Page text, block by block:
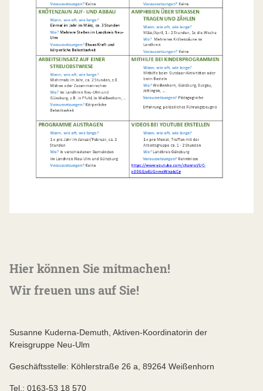
Hier können Sie mitmachen!
Wir freuen uns auf Sie!
Susanne Kuderna-Demuth, Aktiven-Koordinatorin der
Kreisgruppe Neu-Ulm
Geschäftsstelle: Köhlerstraße 26 a, 89264 Weißenhorn
Tel.: 0163-53 18 570